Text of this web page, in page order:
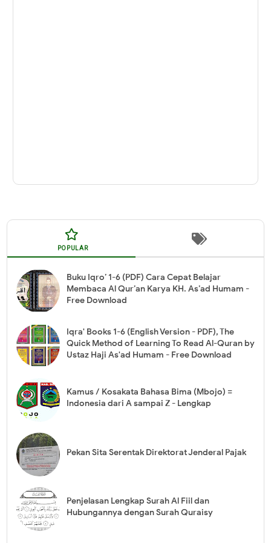
POPULAR
Buku Iqro’ 1-6 (PDF) Cara Cepat Belajar
Membaca Al Qur’an Karya KH. As’ad Humam -
Free Download
Iqra' Books 1-6 (English Version - PDF), The
Quick Method of Learning To Read Al-Quran by
Ustaz Haji As'ad Humam - Free Download
Kamus / Kosakata Bahasa Bima (Mbojo) =
Indonesia dari A sampai Z - Lengkap
Pekan Sita Serentak Direktorat Jenderal Pajak
Penjelasan Lengkap Surah Al Fiil dan
Hubungannya dengan Surah Quraisy